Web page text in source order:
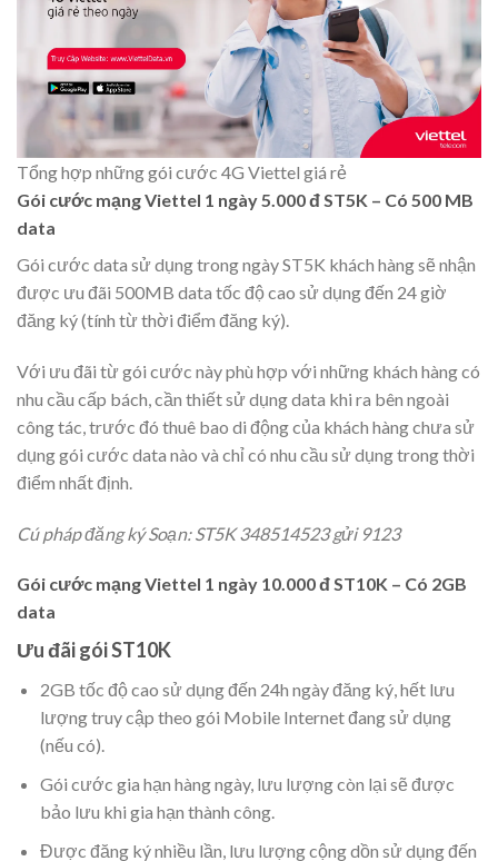
Tổng hợp những gói cước 4G Viettel giá rẻ
Gói cước mạng Viettel 1 ngày 5.000 đ ST5K – Có 500 MB
data
Gói cước data sử dụng trong ngày ST5K khách hàng sẽ nhận
được ưu đãi 500MB data tốc độ cao sử dụng đến 24 giờ
đăng ký (tính từ thời điểm đăng ký).
Với ưu đãi từ gói cước này phù hợp với những khách hàng có
nhu cầu cấp bách, cần thiết sử dụng data khi ra bên ngoài
công tác, trước đó thuê bao di động của khách hàng chưa sử
dụng gói cước data nào và chỉ có nhu cầu sử dụng trong thời
điểm nhất định.
Cú pháp đăng ký Soạn: ST5K 348514523 gửi 9123
Gói cước mạng Viettel 1 ngày 10.000 đ ST10K – Có 2GB
data
Ưu đãi gói ST10K
2GB tốc độ cao sử dụng đến 24h ngày đăng ký, hết lưu
lượng truy cập theo gói Mobile Internet đang sử dụng
(nếu có).
Gói cước gia hạn hàng ngày, lưu lượng còn lại sẽ được
bảo lưu khi gia hạn thành công.
Được đăng ký nhiều lần, lưu lượng cộng dồn sử dụng đến